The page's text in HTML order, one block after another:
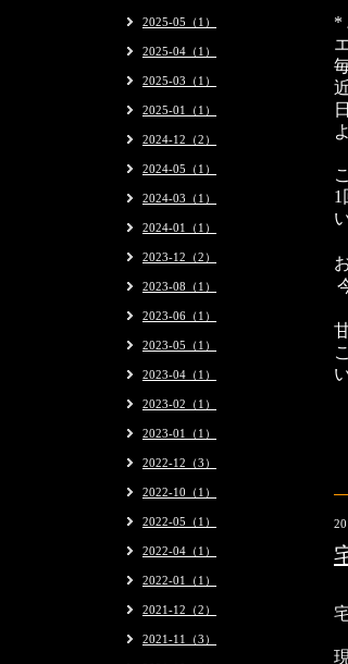
*
1
2025-05（1）
2025-04（1）
2025-03（1）
2025-01（1）
2024-12（2）
2024-05（1）
2024-03（1）
2024-01（1）
2023-12（2）
2023-08（1）
2023-06（1）
2023-05（1）
2023-04（1）
2023-02（1）
2023-01（1）
2022-12（3）
2022-10（1）
2022-05（1）
2022-04（1）
2022-01（1）
2021-12（2）
2021-11（3）